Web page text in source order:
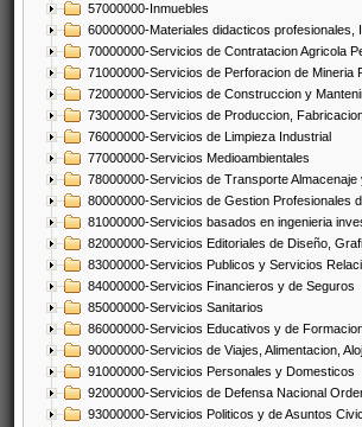
57000000-Inmuebles
60000000-Materiales didacticos
70000000-Servicios de Contratacion Agricola
71000000-Servicios de Perforacion de Mineria
72000000-Servicios de Construccion y
73000000-Servicios de Produccion,
76000000-Servicios de Limpieza Industrial
77000000-Servicios Medioambientales
78000000-Servicios de Transporte Almacenaje
80000000-Servicios de Gestion Profesionales
81000000-Servicios basados en ingenieria
82000000-Servicios Editoriales de Diseño,
83000000-Servicios Publicos y Servicios
84000000-Servicios Financieros y de Seguros
85000000-Servicios Sanitarios
86000000-Servicios Educativos y de
90000000-Servicios de Viajes, Alimentacion,
91000000-Servicios Personales y Domesticos
92000000-Servicios de Defensa Nacional
93000000-Servicios Politicos y de Asuntos